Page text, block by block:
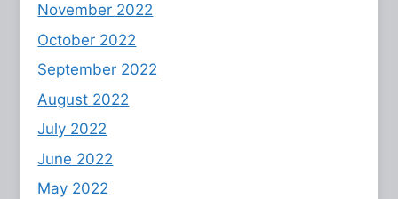
November 2022
October 2022
September 2022
August 2022
July 2022
June 2022
May 2022